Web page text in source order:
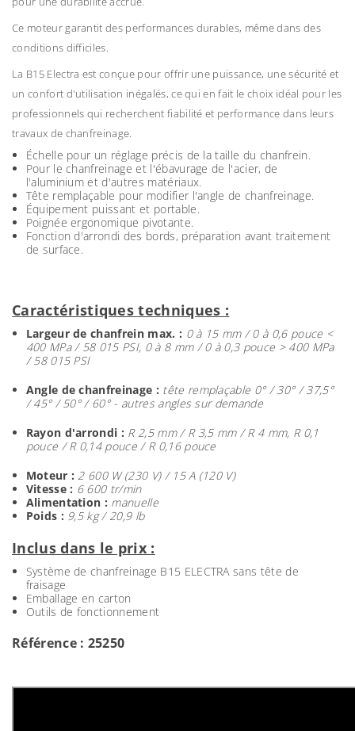
Ce moteur garantit des performances durables, même dans des
conditions difficiles.
La B15 Electra est conçue pour offrir une puissance, une sécurité et
un confort d'utilisation inégalés, ce qui en fait le choix idéal pour les
professionnels qui recherchent fiabilité et performance dans leurs
travaux de chanfreinage.
Échelle pour un réglage précis de la taille du chanfrein.
Pour le chanfreinage et l'ébavurage de l'acier, de
l'aluminium et d'autres matériaux.
Tête remplaçable pour modifier l'angle de chanfreinage.
Équipement puissant et portable.
Poignée ergonomique pivotante.
Fonction d'arrondi des bords, préparation avant traitement
de surface.
Caractéristiques techniques :
Largeur de chanfrein max. : 0 à 15 mm / 0 à 0,6 pouce <
400 MPa / 58 015 PSI, 0 à 8 mm / 0 à 0,3 pouce > 400 MPa
/ 58 015 PSI
Angle de chanfreinage : tête remplaçable 0° / 30° / 37,5°
/ 45° / 50° / 60° - autres angles sur demande
Rayon d'arrondi : R 2,5 mm / R 3,5 mm / R 4 mm, R 0,1
pouce / R 0,14 pouce / R 0,16 pouce
Moteur : 2 600 W (230 V) / 15 A (120 V)
Vitesse : 6 600 tr/min
Alimentation : manuelle
Poids : 9,5 kg / 20,9 lb
Inclus dans le prix :
Système de chanfreinage B15 ELECTRA sans tête de
fraisage
Emballage en carton
Outils de fonctionnement
Référence : 25250